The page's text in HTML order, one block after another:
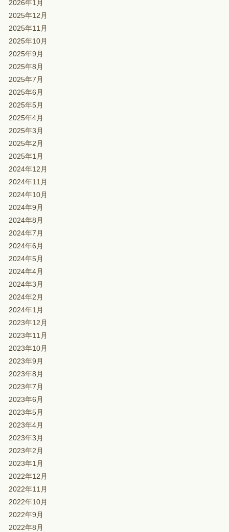
2026年1月
2025年12月
2025年11月
2025年10月
2025年9月
2025年8月
2025年7月
2025年6月
2025年5月
2025年4月
2025年3月
2025年2月
2025年1月
2024年12月
2024年11月
2024年10月
2024年9月
2024年8月
2024年7月
2024年6月
2024年5月
2024年4月
2024年3月
2024年2月
2024年1月
2023年12月
2023年11月
2023年10月
2023年9月
2023年8月
2023年7月
2023年6月
2023年5月
2023年4月
2023年3月
2023年2月
2023年1月
2022年12月
2022年11月
2022年10月
2022年9月
2022年8月